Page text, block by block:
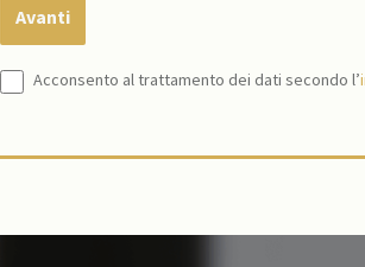
Acconsento al trattamento dei dati secondo l’